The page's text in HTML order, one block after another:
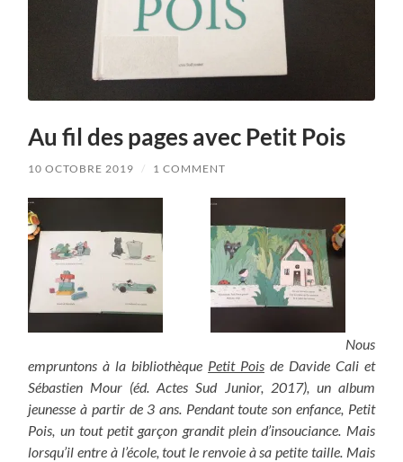
Au fil des pages avec Petit Pois
10 OCTOBRE 2019 / 1 COMMENT
Nous
empruntons à la bibliothèque Petit Poisde Davide Cali et
Sébastien Mour (éd. Actes Sud Junior, 2017), un album
jeunesse à partir de 3 ans. Pendant toute son enfance, Petit
Pois, un tout petit garçon grandit plein d’insouciance. Mais
lorsqu’il entre à l’école, tout le renvoie à sa petite taille. Mais